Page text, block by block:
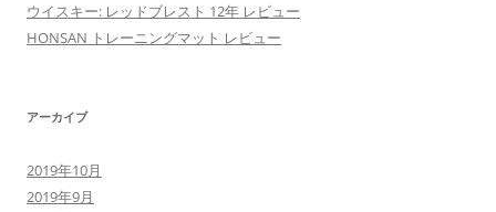
ウイスキー: レッドブレスト 12年 レビュー
HONSAN トレーニングマット レビュー
アーカイブ
2019年10月
2019年9月